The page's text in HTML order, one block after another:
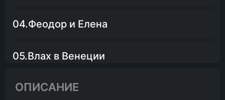
04.Феодор и Елена
05.Влах в Венеции
06.Гайдук Хризич
ОПИСАНИЕ